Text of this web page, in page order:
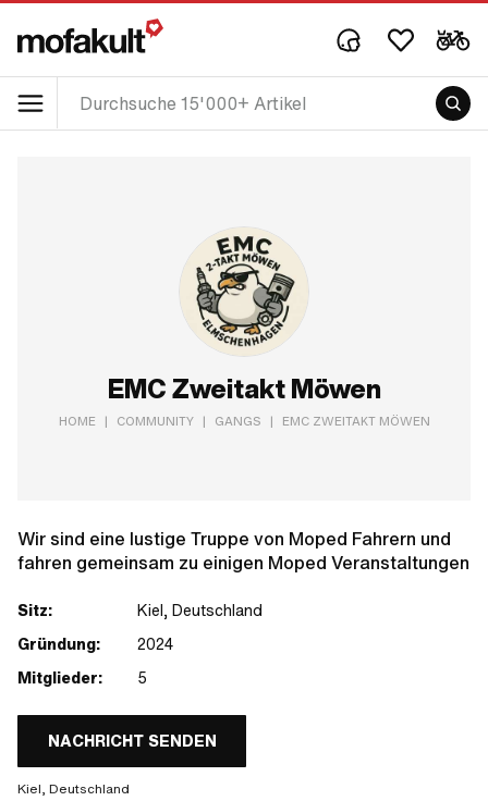
EMC Zweitakt Möwen
HOME | COMMUNITY | GANGS | EMC ZWEITAKT MÖWEN
Wir sind eine lustige Truppe von Moped Fahrern und
fahren gemeinsam zu einigen Moped Veranstaltungen
Sitz:
Kiel, Deutschland
Gründung:
2024
Mitglieder:
5
NACHRICHT SENDEN
Kiel, Deutschland